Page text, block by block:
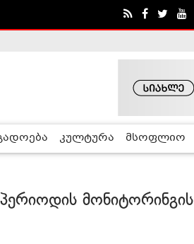
კულტურა მსოფლიო
მონიტორინგის